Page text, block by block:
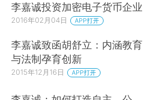
李嘉诚投资加密电子货币企业
2016年02月04日 APP打开
李嘉诚致函胡舒立：内涵教育
与法制孕育创新
2015年12月16日 APP打开